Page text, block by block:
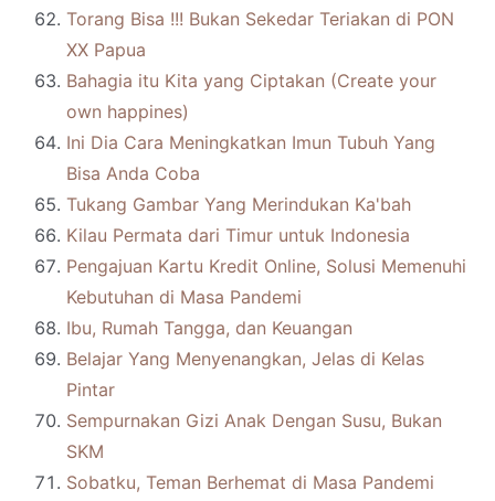
Torang Bisa !!! Bukan Sekedar Teriakan di PON
XX Papua
Bahagia itu Kita yang Ciptakan (Create your
own happines)
Ini Dia Cara Meningkatkan Imun Tubuh Yang
Bisa Anda Coba
Tukang Gambar Yang Merindukan Ka'bah
Kilau Permata dari Timur untuk Indonesia
Pengajuan Kartu Kredit Online, Solusi Memenuhi
Kebutuhan di Masa Pandemi
Ibu, Rumah Tangga, dan Keuangan
Belajar Yang Menyenangkan, Jelas di Kelas
Pintar
Sempurnakan Gizi Anak Dengan Susu, Bukan
SKM
Sobatku, Teman Berhemat di Masa Pandemi